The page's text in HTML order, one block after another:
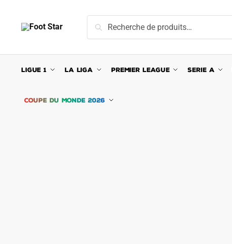
navigation
content
pour :
Recherche
LIGUE 1 LA LIGA PREMIER LEAGUE SERIE A
COUPE DU MONDE 2026